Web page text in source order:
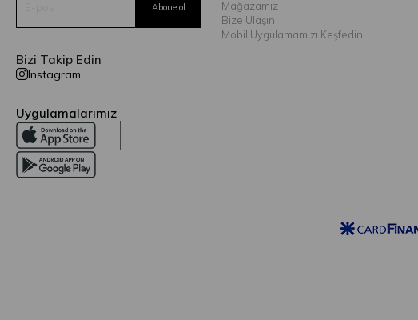
Bizi Takip Edin
Instagram
Uygulamalarımız
Mağazamız
Bize Ulaşın
Mobil Uygulamamızı Keşfedin!